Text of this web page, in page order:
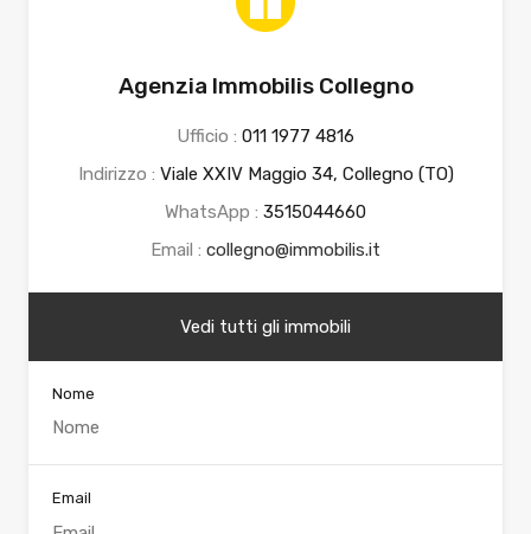
Agenzia Immobilis Collegno
Ufficio : 011 1977 4816
Indirizzo : Viale XXIV Maggio 34, Collegno (TO)
WhatsApp : 3515044660
Email : collegno@immobilis.it
Vedi tutti gli immobili
Nome
Email